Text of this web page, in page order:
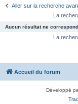
Aller sur la recherche
La
Aucun résultat ne
La
Accueil du forum
Développé